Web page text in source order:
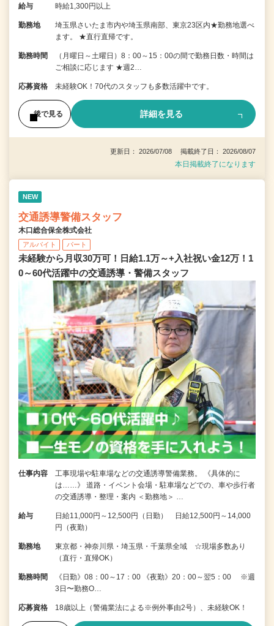
給与 時給1,300円以上
勤務地
埼玉県さいたま市内や埼玉県南部、東京23区内★勤務地選べ
ます。 ★直行直帰です。
勤務時間
（月曜日～土曜日）8：00～15：00の間で勤務日数・時間は
ご相談に応じます ★週2…
応募資格 未経験OK！70代のスタッフも多数活躍中です。
後で見る 詳細を見る
更新日： 2026/07/08 掲載終了日： 2026/08/07
本日掲載終了になります
NEW
交通誘導警備スタッフ
木口総合保全株式会社
アルバイト パート
未経験から月収30万可！日給1.1万～+入社祝い金12万！1
0～60代活躍中の交通誘導・警備スタッフ
仕事内容
工事現場や駐車場などの交通誘導警備業務。 《具体的に
は……》 道路・イベント会場・駐車場などでの、車や歩行者
の交通誘導・整理・案内 ＜勤務地＞ …
給与
日給11,000円～12,500円（日勤） 日給12,500円～14,000
円（夜勤）
勤務地
東京都・神奈川県・埼玉県・千葉県全域 ☆現場多数あり
（直行・直帰OK）
勤務時間
《日勤》08：00～17：00 《夜勤》20：00～翌5：00 ※週
3日〜勤務O…
応募資格 18歳以上（警備業法による※例外事由2号）、未経験OK！